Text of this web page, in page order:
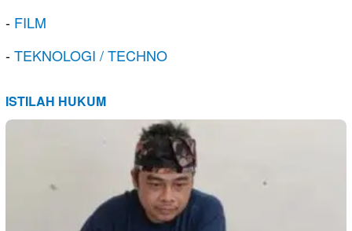
- FILM
-TEKNOLOGI / TECHNO
ISTILAH HUKUM